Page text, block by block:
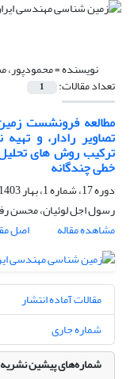
نویسنده =محمودپور،
تعداد مقالات: 1
مطالعه فرونشست
تصاویر رادار، و
ترکیب روش های
خطی چندگانه
دوره 17، شماره 1، بهار 1403، صفحه
رسول اجل لوئیان، محسن
مشاهده مقاله
اصل
مقالات آماده انتشار
شماره جاری
شماره‌های پیشین نشریه